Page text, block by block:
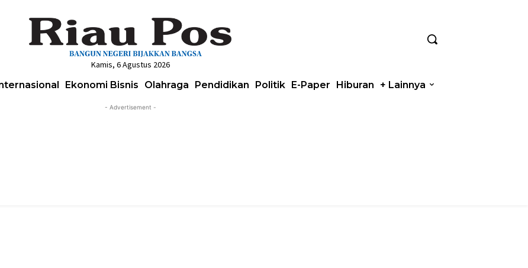
Kamis, 6 Agustus 2026
Ekonomi Bisnis Olahraga Pendidikan Politik E-Paper Hiburan + Lainnya
- Advertisement -